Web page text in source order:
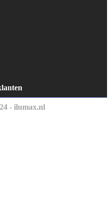
- ilumax.nl